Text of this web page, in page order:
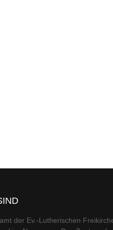
der Ev.-Lutherischen